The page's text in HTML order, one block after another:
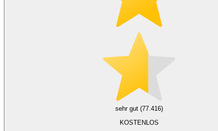
sehr gut (77.416)
KOSTENLOS